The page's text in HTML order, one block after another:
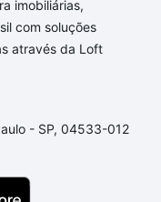
Jardim Santa
a partir de R$ 0
imobiliário
seu orçamento.
portal
e conte com
seus sonhos
você até as
imobiliárias,
com soluções
através da Loft
- SP, 04533-012